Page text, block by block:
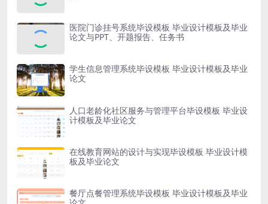
医院门诊挂号系统毕设模板 毕业设计模板及毕业
论文与PPT、开题报告、任务书
学生信息管理系统毕设模板 毕业设计模板及毕业
论文
人口老龄化社区服务与管理平台毕设模板 毕业设
计模板及毕业论文
在线教育网站的设计与实现毕设模板 毕业设计模
板及毕业论文
餐厅点餐管理系统毕设模板 毕业设计模板及毕业